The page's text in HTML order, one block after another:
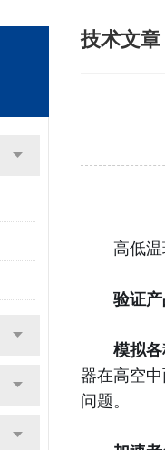
技术文章
高低
验证
模拟
器在高空
问题。